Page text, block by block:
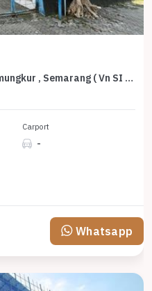
Ruang Usaha di daerah Gajahmungkur , Semarang ( Vn SI 8346 )
Carport
-
Whatsapp